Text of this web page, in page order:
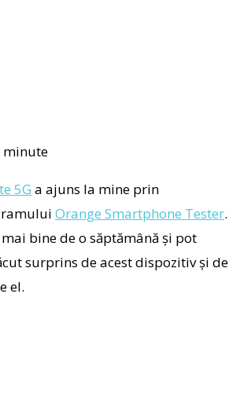
minute
5G a ajuns la mine prin
Orange Smartphone Tester.
bine de o săptămână și pot
surprins de acest dispozitiv și de
el.